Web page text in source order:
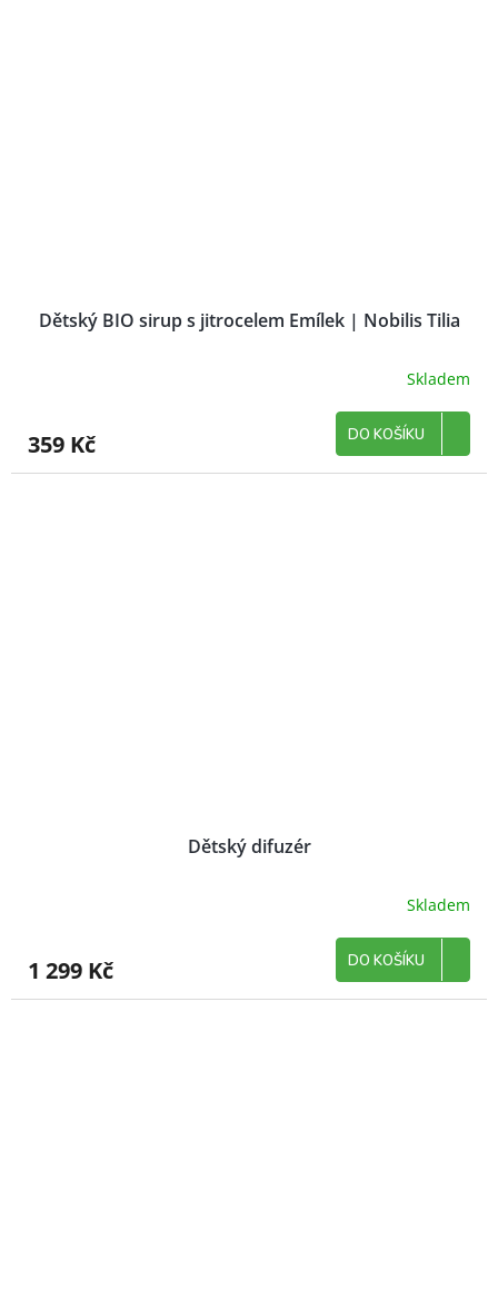
Dětský BIO sirup s jitrocelem Emílek | Nobilis Tilia
Skladem
359 Kč DO KOŠÍKU
Dětský difuzér
Skladem
1 299 Kč DO KOŠÍKU